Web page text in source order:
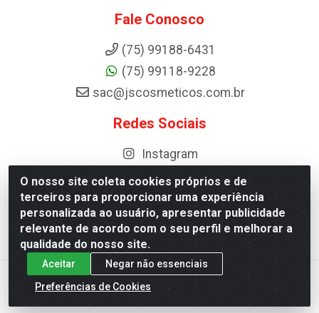
O nosso site coleta cookies próprios e de
terceiros para proporcionar uma experiência
personalizada ao usuário, apresentar publicidade
relevante de acordo com o seu perfil e melhorar a
qualidade do nosso site.
Aceitar
Negar não essenciais
Preferências de Cookies
Fale Conosco
(75) 99188-6431
(75) 99118-9228
sac@jscosmeticos.com.br
Redes Sociais
Instagram
Distribuidora de Cosméticos Antoneto LTDA - BA-052, km 87 -
Industrial, Ipirá - BA, 44600-000 - CNPJ 10.984.107/0001-75